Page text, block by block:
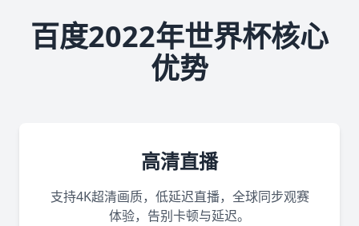
百度2022年世界杯核心
优势
高清直播
支持4K超清画质，低延迟直播，全球同步观赛
体验，告别卡顿与延迟。